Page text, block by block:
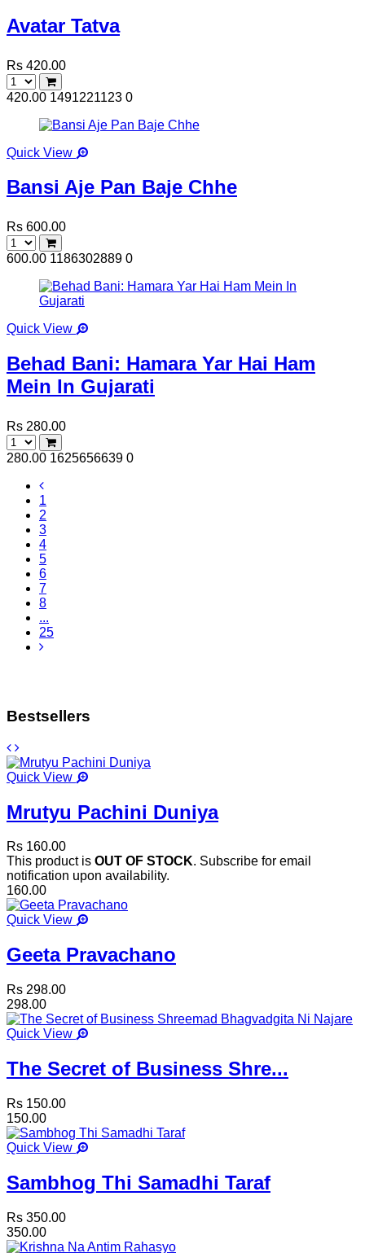
Avatar Tatva
Rs 420.00
420.00 1491221123 0
Quick View
Bansi Aje Pan Baje Chhe
Rs 600.00
600.00 1186302889 0
Quick View
Behad Bani: Hamara Yar Hai Ham
Mein In Gujarati
Rs 280.00
280.00 1625656639 0
1
2
3
4
5
6
7
8
...
25
Bestsellers
Quick View
Mrutyu Pachini Duniya
Rs 160.00
This product is OUT OF STOCK. Subscribe for email
notification upon availability.
160.00
Quick View
Geeta Pravachano
Rs 298.00
298.00
Quick View
The Secret of Business Shre...
Rs 150.00
150.00
Quick View
Sambhog Thi Samadhi Taraf
Rs 350.00
350.00